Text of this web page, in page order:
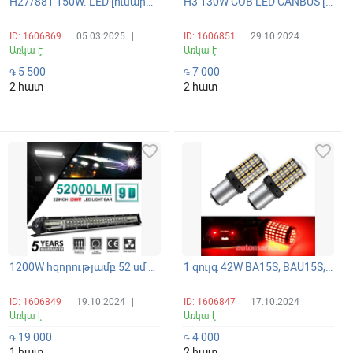
ID: 1606869 05.03.2025
Առկա է
֏ 5 500
2 հատ
ID: 1606851 29.10.2024
Առկա է
֏7 000
2 հատ
1200W հզորությամբ 52 սմ երկարությամբ ԼԵԴ բար (բալկա) լապտեր գերպայծառ և պանորամային լուսարձակմամբ
ID: 1606849 19.10.2024
Առկա է
favorite_border
֏ 19 000
1 զույգ 42W BA15S, BAU15S, BAY15D (P21W, P21/w5) CANBUS LED գերէներգախնայող սուպեր պայծառ 144-SMD լամպեր
ID: 1606847 17.10.2024
Առկա է
favorite_border
֏4 000